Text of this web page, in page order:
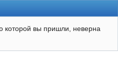
которой вы пришли, неверна